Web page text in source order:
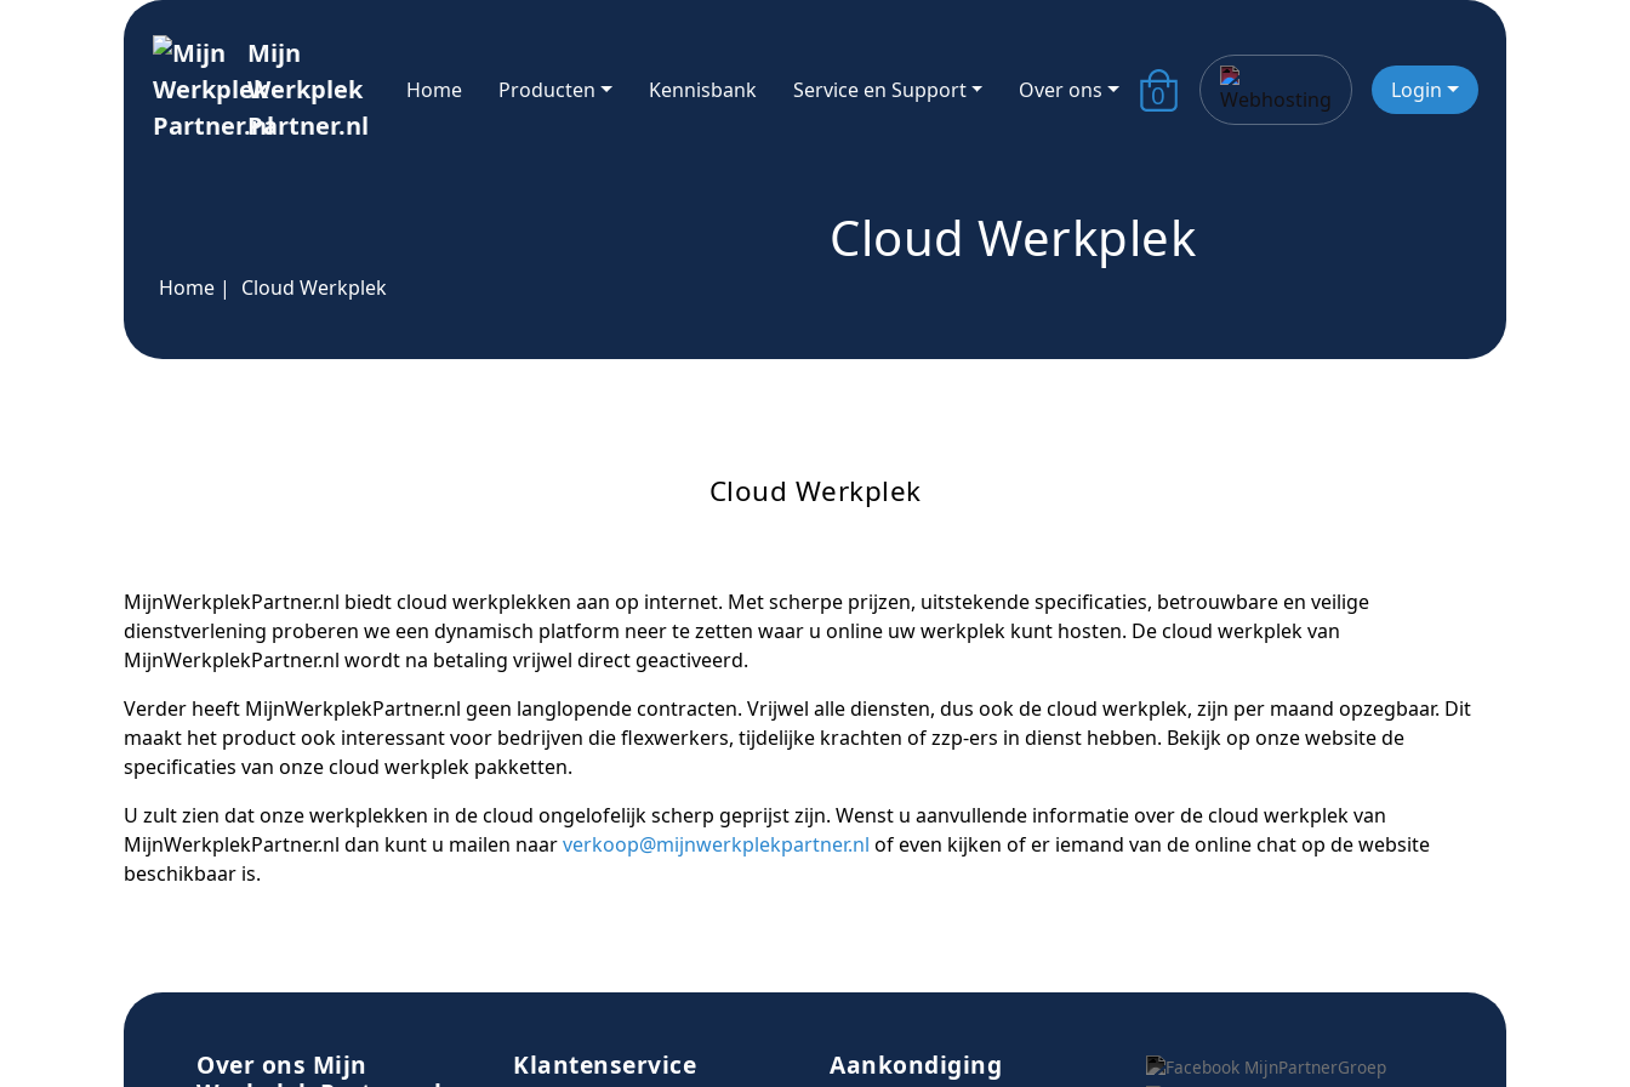
Mijn
Werkplek
Partner.nl
Home Producten Kennisbank Service en Support Over ons 0 Login
Cloud Werkplek
Home | Cloud Werkplek
Cloud Werkplek
MijnWerkplekPartner.nl biedt cloud werkplekken aan op internet. Met scherpe prijzen, uitstekende specificaties, betrouwbare en veilige
dienstverlening proberen we een dynamisch platform neer te zetten waar u online uw werkplek kunt hosten. De cloud werkplek van
MijnWerkplekPartner.nl wordt na betaling vrijwel direct geactiveerd.
Verder heeft MijnWerkplekPartner.nl geen langlopende contracten. Vrijwel alle diensten, dus ook de cloud werkplek, zijn per maand opzegbaar. Dit
maakt het product ook interessant voor bedrijven die flexwerkers, tijdelijke krachten of zzp-ers in dienst hebben. Bekijk op onze website de
specificaties van onze cloud werkplek pakketten.
U zult zien dat onze werkplekken in de cloud ongelofelijk scherp geprijst zijn. Wenst u aanvullende informatie over de cloud werkplek van
MijnWerkplekPartner.nl dan kunt u mailen naarverkoop@mijnwerkplekpartner.nl of even kijken of er iemand van de online chat op de website
beschikbaar is.
Over ons Mijn
Klantenservice Aankondiging